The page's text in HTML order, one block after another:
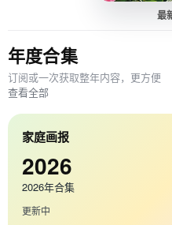
最
年度合集
订阅或一次获取整年内容，更方便
查看全部
家庭画报
2026
2026年合集
更新中